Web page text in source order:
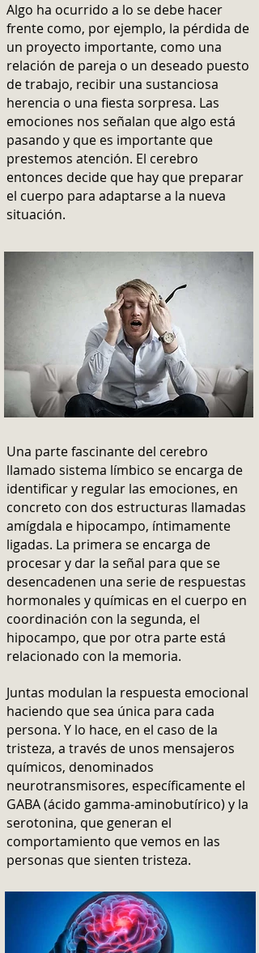
Algo ha ocurrido a lo se debe hacer
frente como, por ejemplo, la pérdida de
un proyecto importante, como una
relación de pareja o un deseado puesto
de trabajo, recibir una sustanciosa
herencia o una fiesta sorpresa. Las
emociones nos señalan que algo está
pasando y que es importante que
prestemos atención. El cerebro
entonces decide que hay que preparar
el cuerpo para adaptarse a la nueva
situación.
Una parte fascinante del cerebro
llamado sistema límbico se encarga de
identificar y regular las emociones, en
concreto con dos estructuras llamadas
amígdala e hipocampo, íntimamente
ligadas. La primera se encarga de
procesar y dar la señal para que se
desencadenen una serie de respuestas
hormonales y químicas en el cuerpo en
coordinación con la segunda, el
hipocampo, que por otra parte está
relacionado con la memoria.
Juntas modulan la respuesta emocional
haciendo que sea única para cada
persona. Y lo hace, en el caso de la
tristeza, a través de unos mensajeros
químicos, denominados
neurotransmisores, específicamente el
GABA (ácido gamma-aminobutírico) y la
serotonina, que generan el
comportamiento que vemos en las
personas que sienten tristeza.